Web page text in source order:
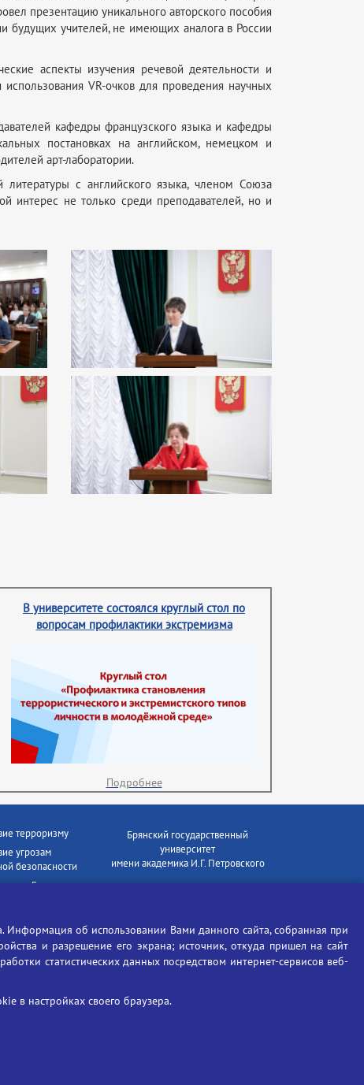
презентацию уникального авторского пособия
будущих учителей, не имеющих аналога в России
аспекты изучения речевой деятельности и
VR-очков для проведения научных
кафедры французского языка и кафедры
постановках на английском, немецком и
арт-лаборатории.
с английского языка, членом Союза
интерес не только среди преподавателей, но и
В университете состоялся круглый стол по
вопросам профилактики экстремизма
Подробнее
терроризму
угрозам
безопасности
- Генеральная
Брянский государственный
университет
имени академика И.Г. Петровского
Телефон: +7(4832)58-90-85
об использовании Вами данного сайта, собранная при
и разрешение его экрана; источник, откуда пришел на сайт
статистических данных посредством интернет-сервисов веб-
в настройках своего браузера.